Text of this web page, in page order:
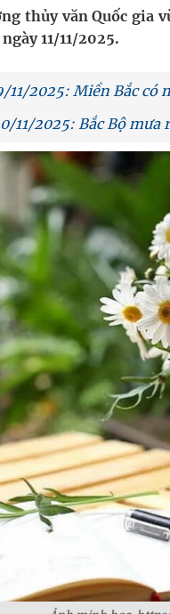
dành nguồn lực cho
của người bệnh bảo hiểm
quá âm thầm
đầu từ trải nghiệm thực tế
liệu
thủy văn Quốc gia
11/11/2025.
2025: Miền Bắc có
11/2025: Bắc Bộ mưa